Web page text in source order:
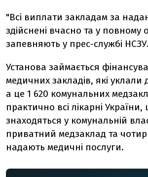
"Всі виплати закладам за
здійснені вчасно та у повному
запевняють у прес-службі НСЗУ.
Установа займається
медичних закладів, які уклали
а це 1 620 комунальних
практично всі лікарні України,
знаходяться у комунальній
приватний медзаклад та
надають медичні послуги.